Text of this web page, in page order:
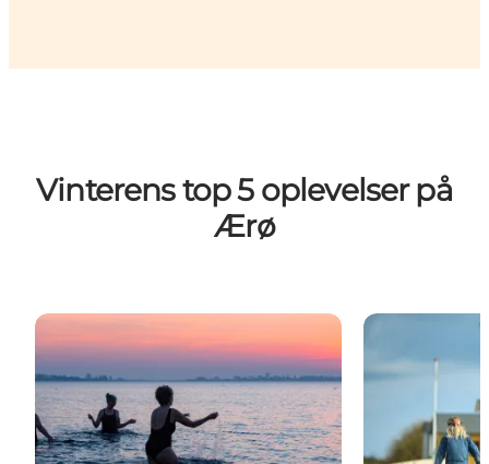
Vinterens top 5 oplevelser på
Ærø
Vinterbadning på Ærø